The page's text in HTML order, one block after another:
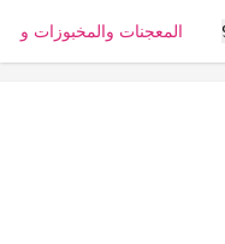
المعجنات والمخبوزات